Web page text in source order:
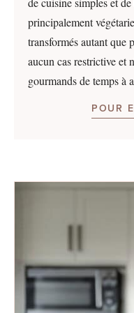
principalement
transformés autant que
aucun cas restrictive et
gourmands de temps à
POUR